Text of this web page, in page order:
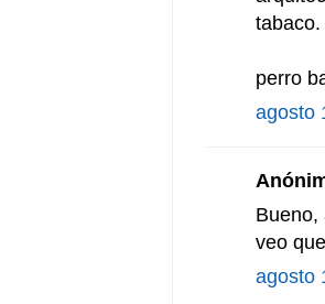
tabaco.
perro
agosto
Bueno,
veo
agosto